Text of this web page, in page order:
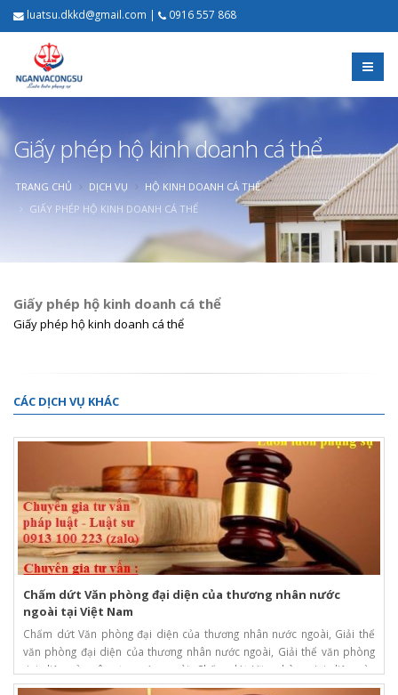
luatsu.dkkd@gmail.com | 0916 557 868
Giấy phép hộ kinh doanh cá thể
TRANG CHỦ DỊCH VỤ
HỘ KINH DOANH CÁ THỂ
GIẤY PHÉP HỘ KINH DOANH CÁ THỂ
Giấy phép hộ kinh doanh cá thể
Giấy phép hộ kinh doanh cá thể
CÁC DỊCH VỤ KHÁC
Chấm dứt Văn phòng đại diện của thương nhân nước
ngoài tại Việt Nam
Chấm dứt Văn phòng đại diện của thương nhân nước ngoài, Giải thể
văn phòng đại diện của thương nhân nước ngoài, Giải thể văn phòng
đại diện của công ty nước ngoài. Chấm dứt Văn phòng đại diện của
công ty nước ngoài tại Việt Nam. Giải thể VPĐD của công ty nước ngoài